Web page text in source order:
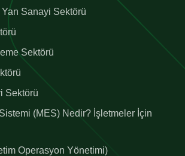
Sanayi Sektörü
Sektörü
Sektörü
(MES) Nedir? İşletmeler İçin
Operasyon Yönetimi)